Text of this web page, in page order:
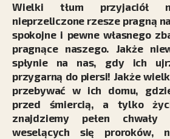
Wielki tłum przyjaciół
nieprzeliczone rzesze pragną
spokojne i pewne własnego
pragnące naszego. Jakże
spłynie na nas, gdy ich
przygarną do piersi! Jakże
przebywać w ich domu,
przed śmiercią, a tylko
znajdziemy pełen chwały
weselących się proroków,